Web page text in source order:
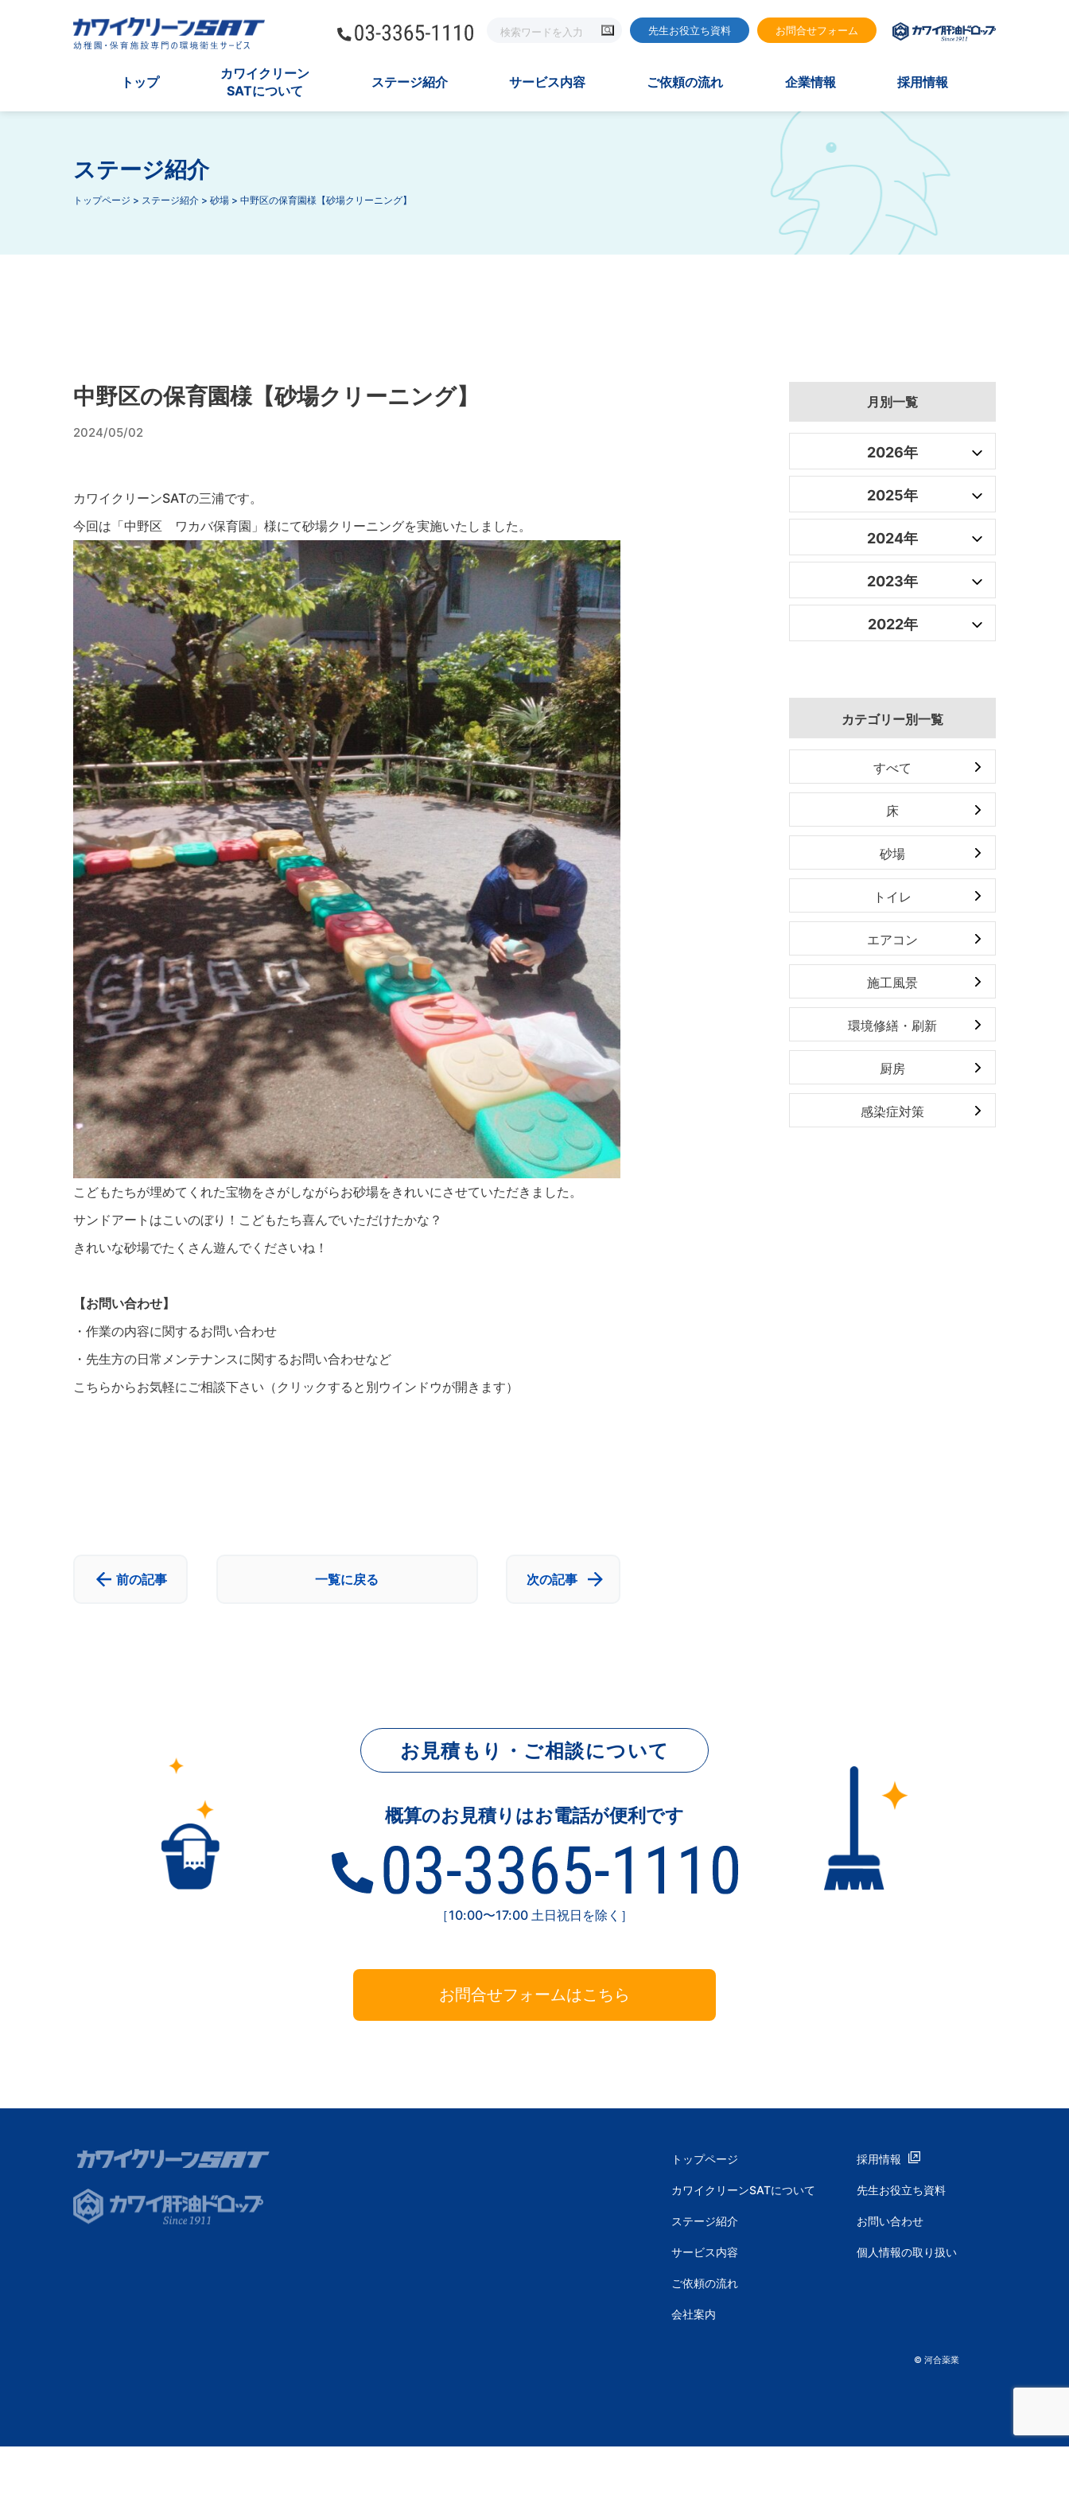
先生お役立ち資料 お問合せフォーム
トップ
カワイクリーン
SATについて
ステージ紹介 サービス内容 ご依頼の流れ 企業情報 採用情報
ステージ紹介
トップページ > ステージ紹介 > 砂場 > 中野区の保育園様【砂場クリーニング】
中野区の保育園様【砂場クリーニング】
2024/05/02
カワイクリーンSATの三浦です。
今回は「中野区 ワカバ保育園」様にて砂場クリーニングを実施いたしました。
こどもたちが埋めてくれた宝物をさがしながらお砂場をきれいにさせていただきました。
サンドアートはこいのぼり！こどもたち喜んでいただけたかな？
きれいな砂場でたくさん遊んでくださいね！
【お問い合わせ】
・作業の内容に関するお問い合わせ
・先生方の日常メンテナンスに関するお問い合わせなど
こちらからお気軽にご相談下さい（クリックすると別ウインドウが開きます）
前の記事 一覧に戻る 次の記事
月別一覧
2026年
2025年
2024年
2023年
2022年
カテゴリー別一覧
すべて
床
砂場
トイレ
エアコン
施工風景
環境修繕・刷新
厨房
感染症対策
お見積もり・ご相談について
概算のお見積りはお電話が便利です
［10:00〜17:00 土日祝日を除く］
お問合せフォームはこちら
トップページ
カワイクリーンSATについて
ステージ紹介
サービス内容
ご依頼の流れ
会社案内
採用情報
先生お役立ち資料
お問い合わせ
個人情報の取り扱い
© 河合薬業